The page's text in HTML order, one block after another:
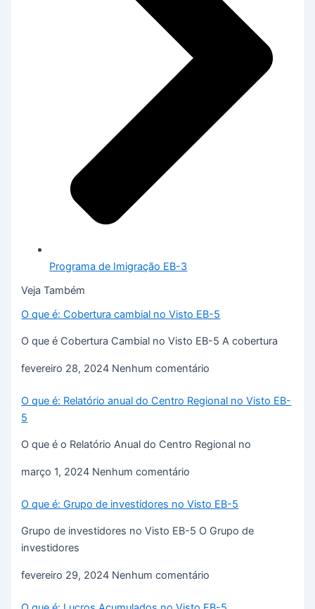
Programa de Imigração EB-3
Veja Também
O que é: Cobertura cambial no Visto EB-5
O que é Cobertura Cambial no Visto EB-5 A cobertura
fevereiro 28, 2024 Nenhum comentário
O que é: Relatório anual do Centro Regional no Visto EB-
5
O que é o Relatório Anual do Centro Regional no
março 1, 2024 Nenhum comentário
O que é: Grupo de investidores no Visto EB-5
Grupo de investidores no Visto EB-5 O Grupo de
investidores
fevereiro 29, 2024 Nenhum comentário